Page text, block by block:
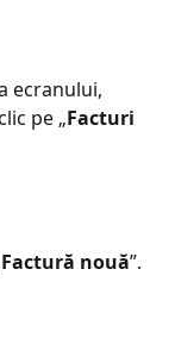
ecranului,
pe „Facturi
Factură nouă”.